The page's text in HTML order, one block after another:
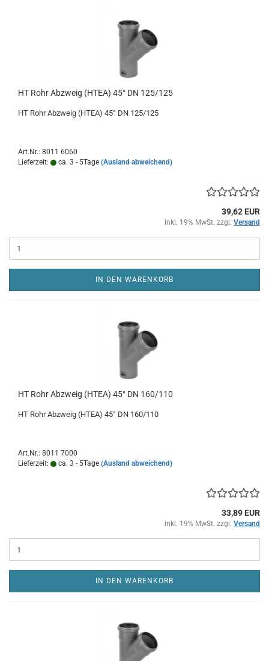
HT Rohr Abzweig (HTEA) 45° DN 125/125
HT Rohr Abzweig (HTEA) 45° DN 125/125
Art.Nr.: 8011 6060
Lieferzeit:
ca. 3 - 5Tage (Ausland abweichend)
39,62 EUR
inkl. 19% MwSt. zzgl. Versand
IN DEN WARENKORB
HT Rohr Abzweig (HTEA) 45° DN 160/110
HT Rohr Abzweig (HTEA) 45° DN 160/110
Art.Nr.: 8011 7000
Lieferzeit:
ca. 3 - 5Tage (Ausland abweichend)
33,89 EUR
inkl. 19% MwSt. zzgl. Versand
IN DEN WARENKORB